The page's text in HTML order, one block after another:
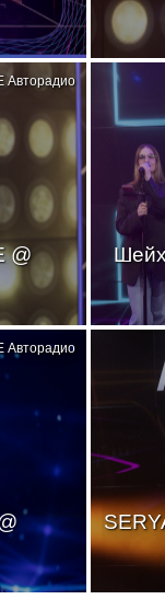
@
Авторадио
Авторадио